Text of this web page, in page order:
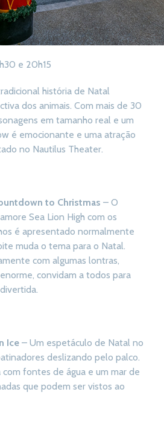
e 20h15
história de Natal
dos animais. Com mais de 30
em tamanho real e um
é emocionante e uma atração
no Nautilus Theater.
to Christmas – O
Sea Lion High com os
é apresentado normalmente
muda o tema para o Natal.
com algumas lontras,
convidam a todos para
Ice – Um espetáculo de Natal no
deslizando pelo palco.
fontes de água e um mar de
que podem ser vistos ao